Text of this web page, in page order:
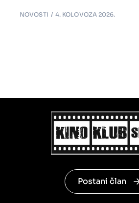
NOVOSTI 4. KOLOVOZA 2026.
Postani član